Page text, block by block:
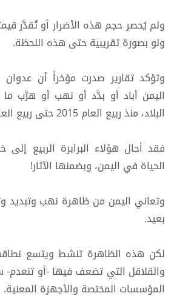
ولم يُحصر حجم هذه الأضرار أو تُقدَّر
ولو بصورة تقريبية حتى هذه اللحظة.
وتؤكد تقارير صدرت مؤخراً أن عدوان
البلاد، منذ ربيع العام 2015 حتى ربيع العام الجاري.
فقد أحال هؤلاء البرابرة الربيع
الحياة في اليمن، وبضمنها الآثار!
وتعاني اليمن من ظاهرة نهب وتبديد
بعيد.
لكن هذه الظاهرة تنشط ويتسع
والقلاقل التي تضعف فيها -أو تنعدم-
المؤسسات المختصة والأجهزة المعنية.